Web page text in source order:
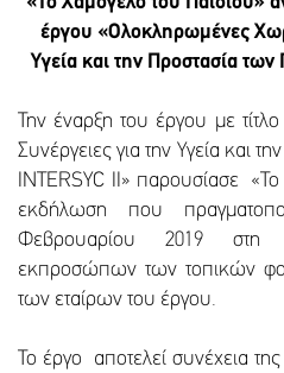
έργου «Ολοκληρωμένες
Υγεία και την Προστασία
Την έναρξη του έργου με
Συνέργειες για την Υγεία και
INTERSYC II» παρουσίασε
εκδήλωση που
Φεβρουαρίου 2019 στη
εκπροσώπων των τοπικών
των εταίρων του έργου.
Το έργο αποτελεί συνέχεια